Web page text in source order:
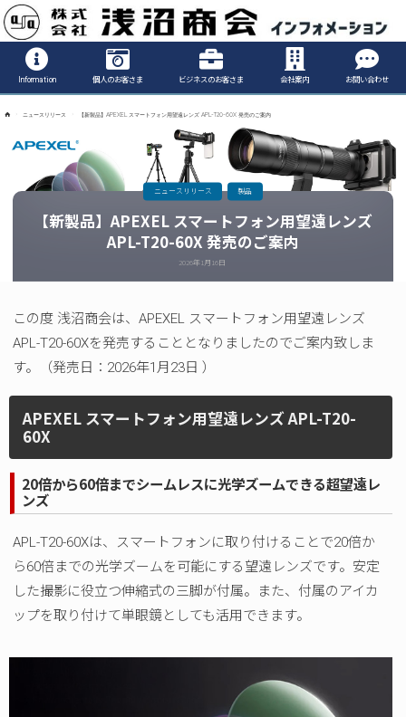
Information
Information 個人のお客さま ビジネスのお客さま 会社案内 お問い合わせ
ニュースリリース 【新製品】APEXEL スマートフォン用望遠レンズ APL-T20-60X 発売のご案内
【新製品】APEXEL スマートフォン用望遠レンズ
APL-T20-60X 発売のご案内
2026年1月16日
ニュースリリース 製品
この度 浅沼商会は、APEXEL スマートフォン用望遠レンズ
APL-T20-60Xを発売することとなりましたのでご案内致しま
す。（発売日：2026年1月23日 ）
APEXEL スマートフォン用望遠レンズ APL-T20-
60X
20倍から60倍までシームレスに光学ズームできる超望遠レ
ンズ
APL-T20-60Xは、スマートフォンに取り付けることで20倍か
ら60倍までの光学ズームを可能にする望遠レンズです。安定
した撮影に役立つ伸縮式の三脚が付属。また、付属のアイカ
ップを取り付けて単眼鏡としても活用できます。